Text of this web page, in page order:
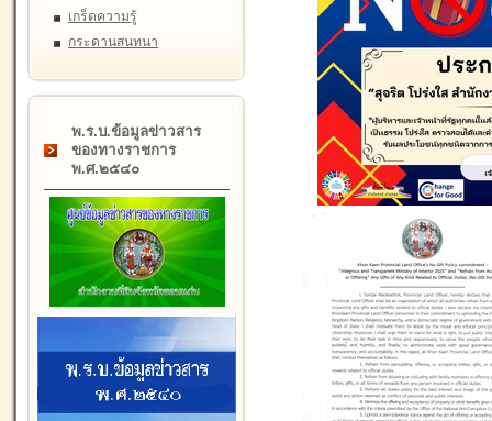
เกร็ดความรู้
กระดานสนทนา
พ.ร.บ.ข้อมูลข่าวสาร
ของทางราชการ
พ.ศ.๒๕๔๐